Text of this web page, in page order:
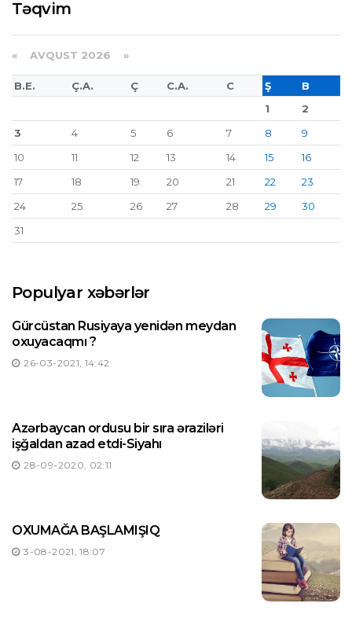
Təqvim
« AVQUST 2026 »
B.E. Ç.A. Ç C.A. C Ş
B
1
2
3
4 5 6 7 8
9
10
11 12 13 14 15
16
17
18 19 20 21 22
23
24
25 26 27 28 29
30
31
Populyar xəbərlər
Gürcüstan Rusiyaya yenidən meydan
oxuyacaqmı ?
26-03-2021, 14:42
Azərbaycan ordusu bir sıra əraziləri
işğaldan azad etdi-Siyahı
28-09-2020, 02:11
OXUMAĞA BAŞLAMIŞIQ
3-08-2021, 18:07